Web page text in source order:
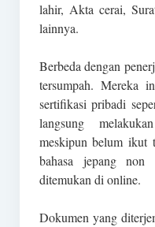
lahir, Akta cerai,
lainnya.
Berbeda dengan
tersumpah. Mereka
sertifikasi pribadi
langsung
meskipun belum ikut
bahasa jepang non
ditemukan di online.
Dokumen yang